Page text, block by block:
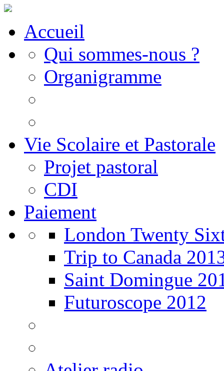
Accueil
Qui sommes-nous ?
Organigramme
Vie Scolaire et Pastorale
Projet pastoral
CDI
Paiement
London Twenty
Trip to Canada
Saint Domingue
Futuroscope 2012